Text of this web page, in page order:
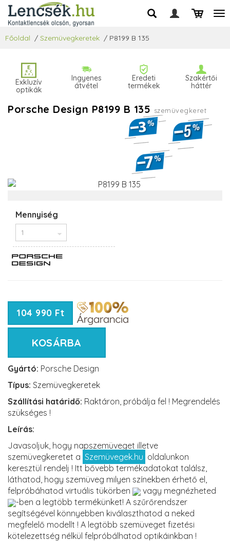
Főoldal / Szemüvegkeretek / P8199 B 135
Exkluzív
optikák
Ingyenes
átvétel
Eredeti
termékek
Szakértői
háttér
Porsche Design P8199 B 135 szemüvegkeret
Mennyiség
104 990 Ft
KOSÁRBA
Gyártó: Porsche Design
Típus: Szemüvegkeretek
Szállítási határidő: Raktáron, próbálja fel ! Megrendelés
szükséges !
Leírás:
Javasoljuk, hogy napszemüveget illetve
szemüvegkeretet a Szemüvegek.hu oldalunkon
keresztül rendelj ! Itt bővebb termékadatokat találsz,
láthatod, hogy szemüveg milyen színekben érhető el,
felpróbáhatod virtuális tükörben
vagy megnézheted
-ben a legtöbb termékünket! A szűrőrendszer
segítségével könnyebben kiválaszthatod a neked
megfelelő modellt ! A legtöbb szemüveget fizetési
kötelezettség nélkül felpróbálhatod optikáinkban !